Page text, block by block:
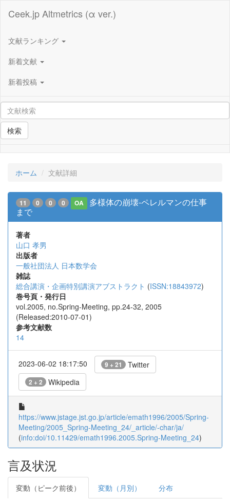
Ceek.jp Altmetrics (α ver.)
文献ランキング
新着文献
新着投稿
検索
ホーム 文献詳細
11 0 0 0 OA
多様体の崩壊-ペレルマンの仕事
まで
著者
山口 孝男
出版者
一般社団法人 日本数学会
雑誌
総合講演・企画特別講演アブストラクト (ISSN:18843972)
巻号頁・発行日
vol.2005, no.Spring-Meeting, pp.24-32, 2005
(Released:2010-07-01)
参考文献数
14
2023-06-02 18:17:50 9 + 21 Twitter
2 + 2 Wikipedia
https://www.jstage.jst.go.jp/article/emath1996/2005/Spring-
Meeting/2005_Spring-Meeting_24/_article/-char/ja/
(info:doi/10.11429/emath1996.2005.Spring-Meeting_24)
言及状況
変動（ピーク前後） 変動（月別） 分布